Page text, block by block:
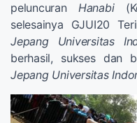
peluncuran Hanabi
selesainya GJUI20
Jepang Universitas
berhasil, sukses dan
Jepang Universitas